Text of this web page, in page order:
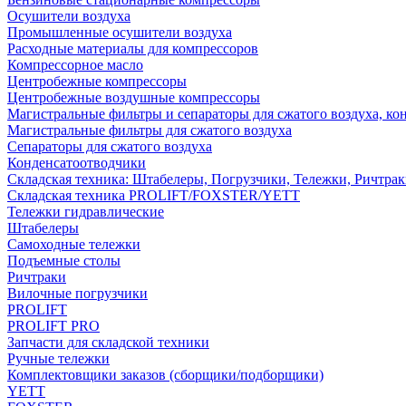
Осушители воздуха
Промышленные осушители воздуха
Расходные материалы для компрессоров
Компрессорное масло
Центробежные компрессоры
Центробежные воздушные компрессоры
Магистральные фильтры и сепараторы для сжатого воздуха,
Магистральные фильтры для сжатого воздуха
Сепараторы для сжатого воздуха
Конденсатоотводчики
Складская техника: Штабелеры, Погрузчики, Тележки,
Складская техника PROLIFT/FOXSTER/YETT
Тележки гидравлические
Штабелеры
Самоходные тележки
Подъемные столы
Ричтраки
Вилочные погрузчики
PROLIFT
PROLIFT PRO
Запчасти для складской техники
Ручные тележки
Комплектовщики заказов (сборщики/подборщики)
YETT